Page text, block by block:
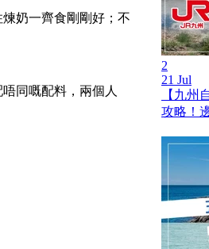
奶一齊食剛剛好；不
同嘅配料，兩個人
2
21 Jul
【九州
攻略！